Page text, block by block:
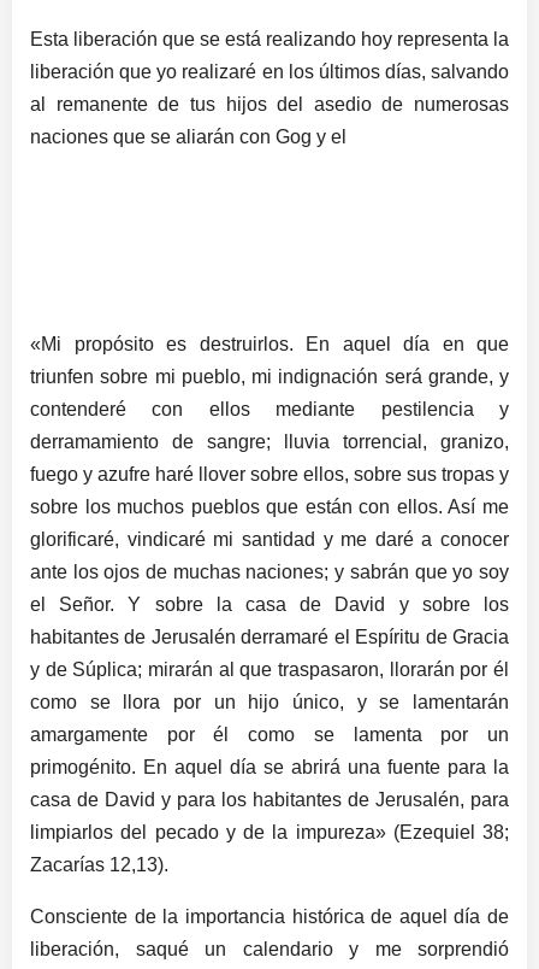
Esta liberación que se está realizando hoy representa la
liberación que yo realizaré en los últimos días, salvando
al remanente de tus hijos del asedio de numerosas
naciones que se aliarán con Gog y el
«Mi propósito es destruirlos. En aquel día en que
triunfen sobre mi pueblo, mi indignación será grande, y
contenderé con ellos mediante pestilencia y
derramamiento de sangre; lluvia torrencial, granizo,
fuego y azufre haré llover sobre ellos, sobre sus tropas y
sobre los muchos pueblos que están con ellos. Así me
glorificaré, vindicaré mi santidad y me daré a conocer
ante los ojos de muchas naciones; y sabrán que yo soy
el Señor. Y sobre la casa de David y sobre los
habitantes de Jerusalén derramaré el Espíritu de Gracia
y de Súplica; mirarán al que traspasaron, llorarán por él
como se llora por un hijo único, y se lamentarán
amargamente por él como se lamenta por un
primogénito. En aquel día se abrirá una fuente para la
casa de David y para los habitantes de Jerusalén, para
limpiarlos del pecado y de la impureza» (Ezequiel 38;
Zacarías 12,13).
Consciente de la importancia histórica de aquel día de
liberación, saqué un calendario y me sorprendió